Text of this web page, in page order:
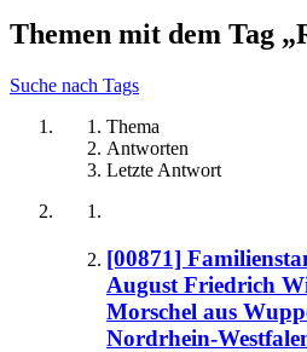
Themen mit dem Tag
Suche nach Tags
Thema
Antworten
Letzte Antwort
[00871]
August Friedrich
Morschel aus
Nordrhein-